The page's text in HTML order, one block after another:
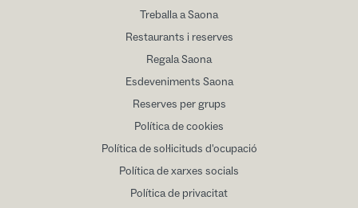
Treballa a Saona
Restaurants i reserves
Regala Saona
Esdeveniments Saona
Reserves per grups
Política de cookies
Política de sol·licituds d'ocupació
Política de xarxes socials
Política de privacitat